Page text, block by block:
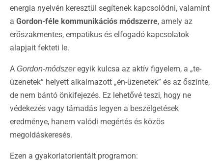
energia nyelvén keresztül segítenek kapcsolódni, valamint
a Gordon-féle kommunikációs módszerre, amely az
erőszakmentes, empatikus és elfogadó kapcsolatok
alapjait fekteti le.
A Gordon-módszeregyik kulcsa az aktív figyelem, a „te-
üzenetek” helyett alkalmazott „én-üzenetek” és az őszinte,
de nem bántó önkifejezés. Ez lehetővé teszi, hogy ne
védekezés vagy támadás legyen a beszélgetések
eredménye, hanem valódi megértés és közös
megoldáskeresés.
Ezen a gyakorlatorientált programon: